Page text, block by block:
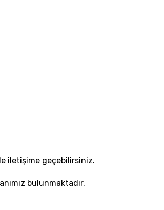
iletişime geçebilirsiniz.
bulunmaktadır.